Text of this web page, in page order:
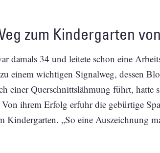
zum Kindergarten
damals 34 und leitete schon eine
einem wichtigen Signalweg, dessen
einer Querschnittslähmung führt, hatte
ihrem Erfolg erfuhr die gebürtige
Kindergarten. „So eine Auszeichnung